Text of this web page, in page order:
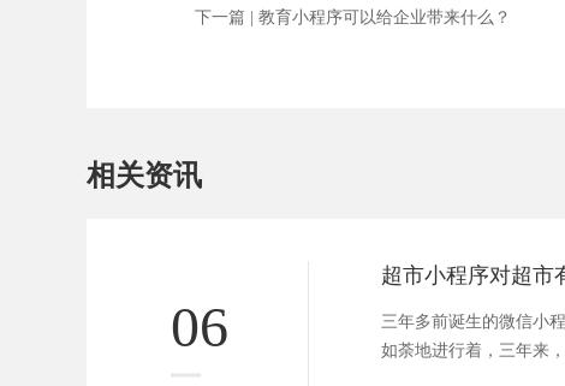
下一篇 | 教育小程序可以给企业带来什么？
相关资讯
06
三年多前诞生的微信小
如荼地进行着，三年来